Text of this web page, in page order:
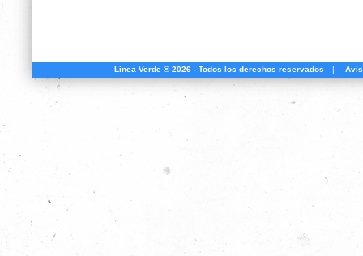
Línea Verde ® 2026 - Todos los derechos reservados |